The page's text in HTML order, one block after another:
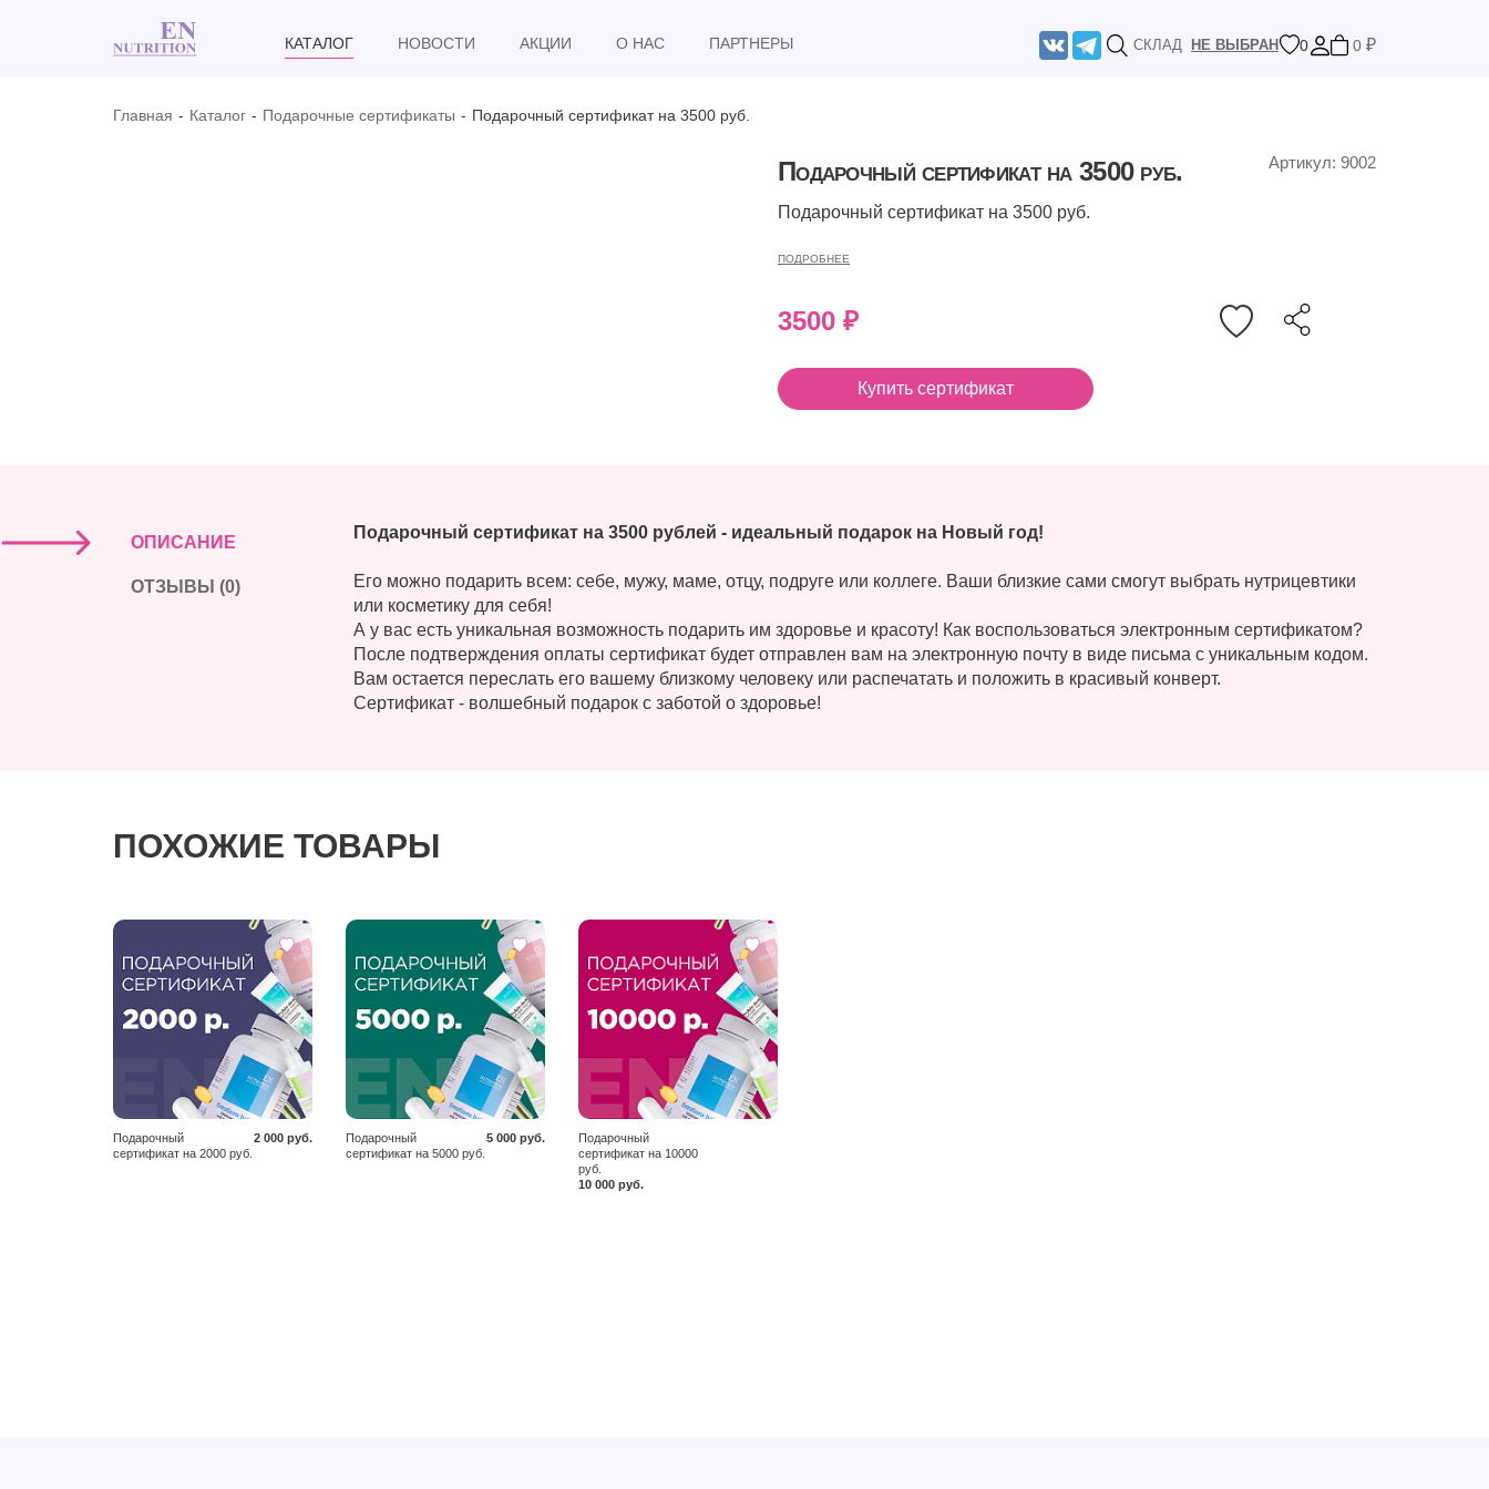
КАТАЛОГ НОВОСТИ АКЦИИ О НАС ПАРТНЕРЫ СКЛАД НЕ ВЫБРАН 0 0 ₽
Главная Каталог Подарочные сертификаты Подарочный сертификат на 3500 руб.
Артикул: 9002
Подарочный сертификат на 3500 руб.
Подарочный сертификат на 3500 руб.
ПОДРОБНЕЕ
3500 ₽
Купить сертификат
ОПИСАНИЕ
ОТЗЫВЫ (0)
Подарочный сертификат на 3500 рублей - идеальный подарок на Новый год!
Его можно подарить всем: себе, мужу, маме, отцу, подруге или коллеге. Ваши близкие сами смогут выбрать нутрицевтики
или косметику для себя!
А у вас есть уникальная возможность подарить им здоровье и красоту! Как воспользоваться электронным сертификатом?
После подтверждения оплаты сертификат будет отправлен вам на электронную почту в виде письма с уникальным кодом.
Вам остается переслать его вашему близкому человеку или распечатать и положить в красивый конверт.
Сертификат - волшебный подарок с заботой о здоровье!
ПОХОЖИЕ ТОВАРЫ
Подарочный
сертификат на 2000 руб.
2 000 руб.
Подарочный
сертификат на 5000 руб.
5 000 руб.
Подарочный
сертификат на 10000
руб.
10 000 руб.